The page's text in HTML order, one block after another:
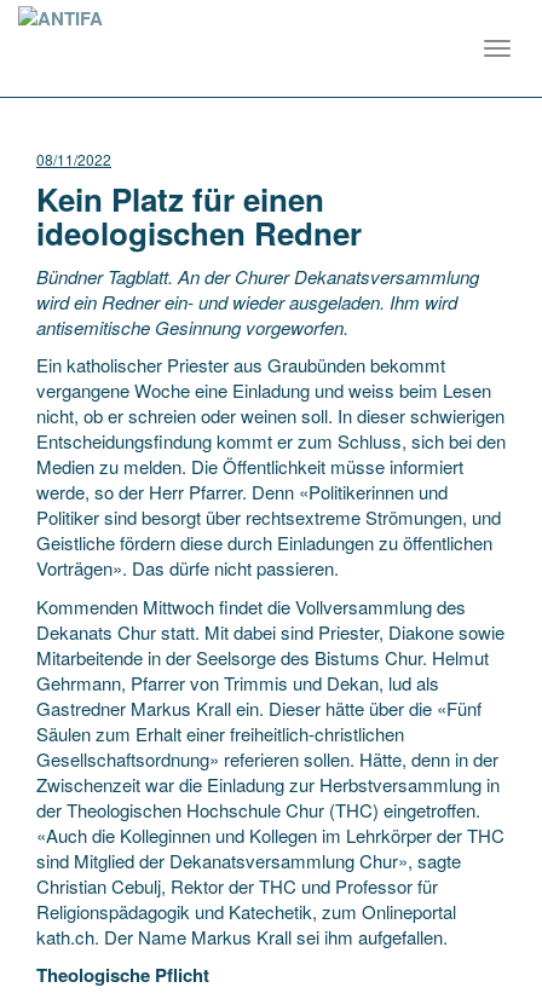
08/11/2022
Kein Platz für einen
ideologischen Redner
Bündner Tagblatt. An der Churer Dekanatsversammlung
wird ein Redner ein- und wieder ausgeladen. Ihm wird
antisemitische Gesinnung vorgeworfen.
Ein katholischer Priester aus Graubünden bekommt
vergangene Woche eine Einladung und weiss beim Lesen
nicht, ob er schreien oder weinen soll. In dieser schwierigen
Entscheidungsfindung kommt er zum Schluss, sich bei den
Medien zu melden. Die Öffentlichkeit müsse informiert
werde, so der Herr Pfarrer. Denn «Politikerinnen und
Politiker sind besorgt über rechtsextreme Strömungen, und
Geistliche fördern diese durch Einladungen zu öffentlichen
Vorträgen». Das dürfe nicht passieren.
Kommenden Mittwoch findet die Vollversammlung des
Dekanats Chur statt. Mit dabei sind Priester, Diakone sowie
Mitarbeitende in der Seelsorge des Bistums Chur. Helmut
Gehrmann, Pfarrer von Trimmis und Dekan, lud als
Gastredner Markus Krall ein. Dieser hätte über die «Fünf
Säulen zum Erhalt einer freiheitlich-christlichen
Gesellschaftsordnung» referieren sollen. Hätte, denn in der
Zwischenzeit war die Einladung zur Herbstversammlung in
der Theologischen Hochschule Chur (THC) eingetroffen.
«Auch die Kolleginnen und Kollegen im Lehrkörper der THC
sind Mitglied der Dekanatsversammlung Chur», sagte
Christian Cebulj, Rektor der THC und Professor für
Religionspädagogik und Katechetik, zum Onlineportal
kath.ch. Der Name Markus Krall sei ihm aufgefallen.
Theologische Pflicht